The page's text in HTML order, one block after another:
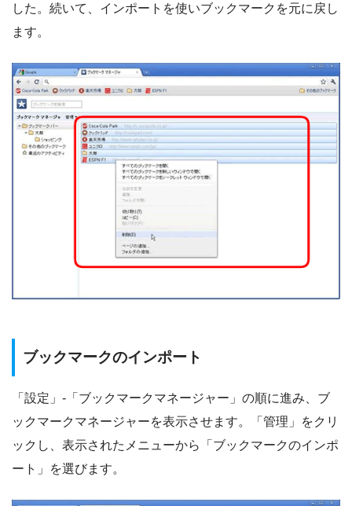
した。続いて、インポートを使いブックマークを元に戻し
ます。
ブックマークのインポート
「設定」-「ブックマークマネージャー」の順に進み、ブ
ックマークマネージャーを表示させます。「管理」をクリ
ックし、表示されたメニューから「ブックマークのインポ
ート」を選びます。